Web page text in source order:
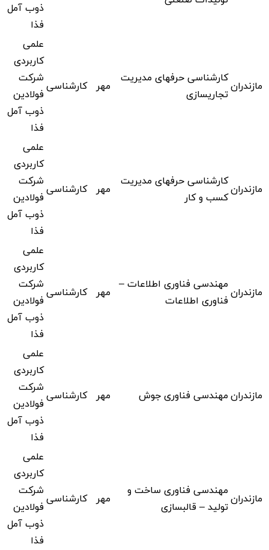
ذوب آمل
فذا
مازندرانکارشناسی حرفهای مدیریت
تجاریسازی
مهر کارشناسی
علمی
کاربردی
شرکت
فولادین
ذوب آمل
فذا
مازندرانکارشناسی حرفهای مدیریت
کسب و کار
مهر کارشناسی
علمی
کاربردی
شرکت
فولادین
ذوب آمل
فذا
مازندرانمهندسی فناوری اطلاعات –
فناوری اطلاعات
مهر کارشناسی
علمی
کاربردی
شرکت
فولادین
ذوب آمل
فذا
مازندرانمهندسی فناوری جوش مهر کارشناسی
علمی
کاربردی
شرکت
فولادین
ذوب آمل
فذا
مازندرانمهندسی فناوری ساخت و
تولید – قالبسازی
مهر کارشناسی
علمی
کاربردی
شرکت
فولادین
ذوب آمل
فذا